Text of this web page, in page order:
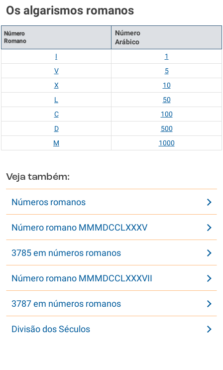
Os algarismos romanos
Número
Romano
Número
Arábico
I
1
V
5
X
10
L
50
C
100
D
500
M
1000
Veja também:
Números romanos
Número romano MMMDCCLXXXV
3785 em números romanos
Número romano MMMDCCLXXXVII
3787 em números romanos
Divisão dos Séculos